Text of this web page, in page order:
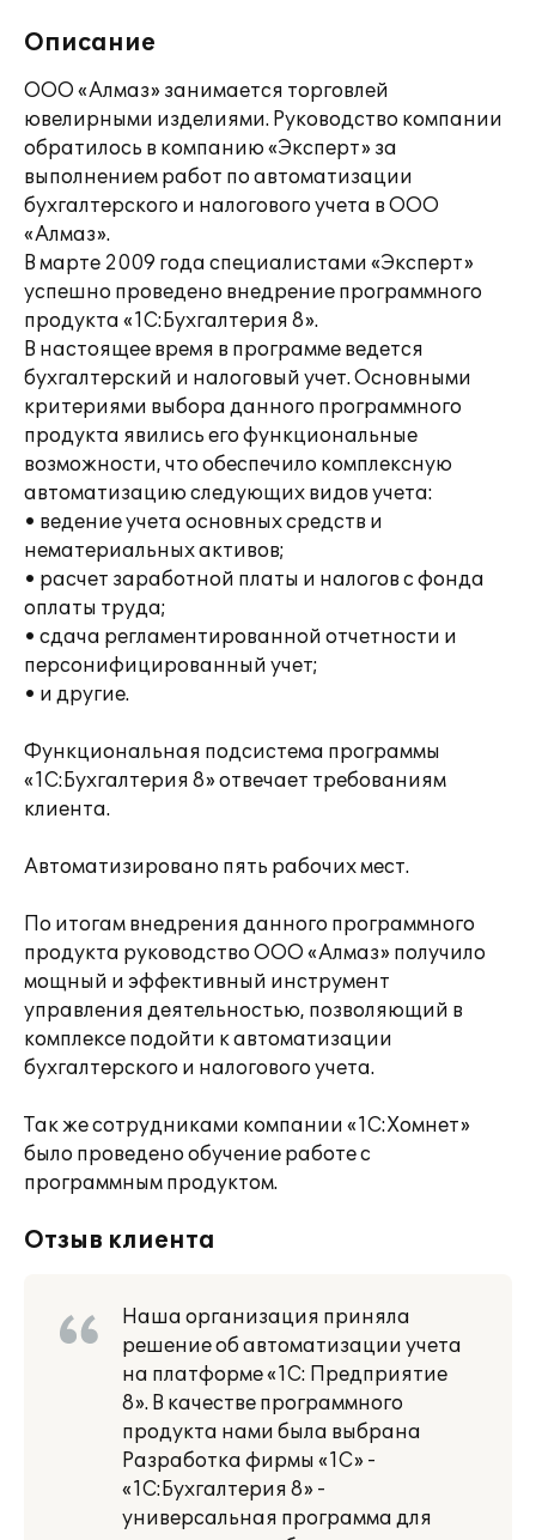
Описание
ООО «Алмаз» занимается торговлей
ювелирными изделиями. Руководство компании
обратилось в компанию «Эксперт» за
выполнением работ по автоматизации
бухгалтерского и налогового учета в ООО
«Алмаз».
В марте 2009 года специалистами «Эксперт»
успешно проведено внедрение программного
продукта «1С:Бухгалтерия 8».
В настоящее время в программе ведется
бухгалтерский и налоговый учет. Основными
критериями выбора данного программного
продукта явились его функциональные
возможности, что обеспечило комплексную
автоматизацию следующих видов учета:
• ведение учета основных средств и
нематериальных активов;
• расчет заработной платы и налогов с фонда
оплаты труда;
• сдача регламентированной отчетности и
персонифицированный учет;
• и другие.
Функциональная подсистема программы
«1С:Бухгалтерия 8» отвечает требованиям
клиента.
Автоматизировано пять рабочих мест.
По итогам внедрения данного программного
продукта руководство ООО «Алмаз» получило
мощный и эффективный инструмент
управления деятельностью, позволяющий в
комплексе подойти к автоматизации
бухгалтерского и налогового учета.
Так же сотрудниками компании «1С:Хомнет»
было проведено обучение работе с
программным продуктом.
Отзыв клиента
Наша организация приняла
решение об автоматизации учета
на платформе «1С: Предприятие
8». В качестве программного
продукта нами была выбрана
Разработка фирмы «1С» -
«1С:Бухгалтерия 8» -
универсальная программа для